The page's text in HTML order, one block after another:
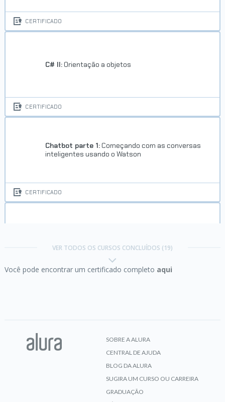
CERTIFICADO
C# II: Orientação a objetos
CERTIFICADO
Chatbot parte 1: Começando com as conversas
inteligentes usando o Watson
CERTIFICADO
VER TODOS OS CURSOS CONCLUÍDOS (19)
Você pode encontrar um certificado completo aqui
SOBRE A ALURA
CENTRAL DE AJUDA
BLOG DA ALURA
SUGIRA UM CURSO OU CARREIRA
GRADUAÇÃO